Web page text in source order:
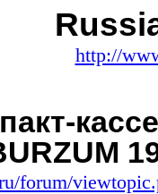
http://
forum/